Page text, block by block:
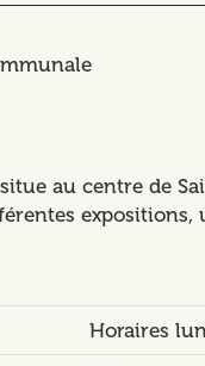
au centre de
Horaires